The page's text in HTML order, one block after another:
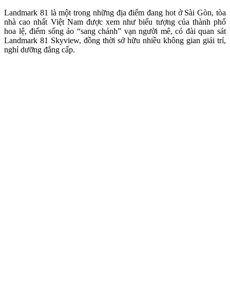
Landmark 81 là một trong những địa điểm đang hot ở Sài Gòn, tòa
nhà cao nhất Việt Nam được xem như biểu tượng của thành phố
hoa lệ, điểm sống ảo “sang chảnh” vạn người mê, có đài quan sát
Landmark 81 Skyview, đồng thời sở hữu nhiều không gian giải trí,
nghỉ dưỡng đẳng cấp.